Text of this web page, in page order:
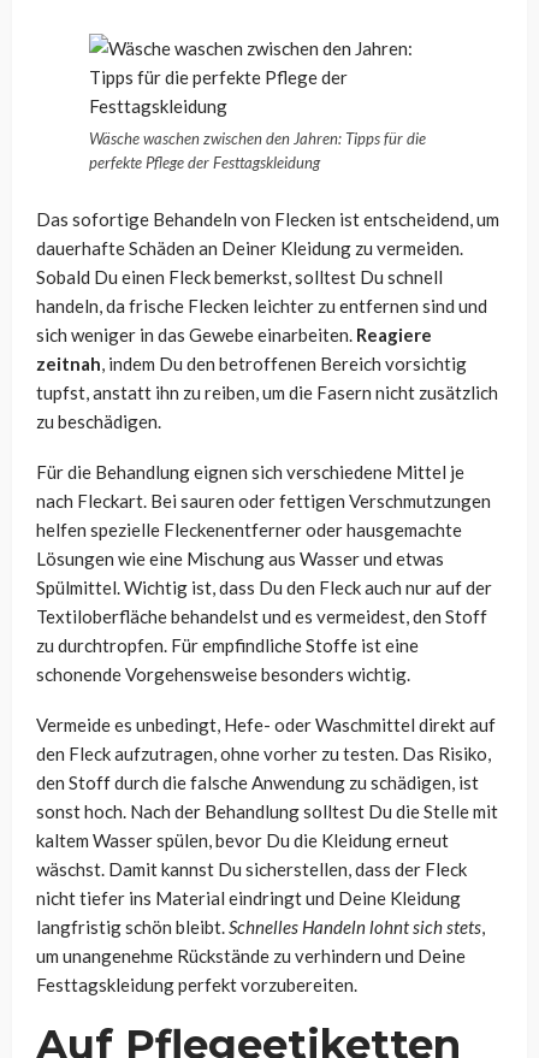
Wäsche waschen zwischen den Jahren: Tipps für die
perfekte Pflege der Festtagskleidung
Das sofortige Behandeln von Flecken ist entscheidend, um
dauerhafte Schäden an Deiner Kleidung zu vermeiden.
Sobald Du einen Fleck bemerkst, solltest Du schnell
handeln, da frische Flecken leichter zu entfernen sind und
sich weniger in das Gewebe einarbeiten. Reagiere
zeitnah, indem Du den betroffenen Bereich vorsichtig
tupfst, anstatt ihn zu reiben, um die Fasern nicht zusätzlich
zu beschädigen.
Für die Behandlung eignen sich verschiedene Mittel je
nach Fleckart. Bei sauren oder fettigen Verschmutzungen
helfen spezielle Fleckenentferner oder hausgemachte
Lösungen wie eine Mischung aus Wasser und etwas
Spülmittel. Wichtig ist, dass Du den Fleck auch nur auf der
Textiloberfläche behandelst und es vermeidest, den Stoff
zu durchtropfen. Für empfindliche Stoffe ist eine
schonende Vorgehensweise besonders wichtig.
Vermeide es unbedingt, Hefe- oder Waschmittel direkt auf
den Fleck aufzutragen, ohne vorher zu testen. Das Risiko,
den Stoff durch die falsche Anwendung zu schädigen, ist
sonst hoch. Nach der Behandlung solltest Du die Stelle mit
kaltem Wasser spülen, bevor Du die Kleidung erneut
wäschst. Damit kannst Du sicherstellen, dass der Fleck
nicht tiefer ins Material eindringt und Deine Kleidung
langfristig schön bleibt.Schnelles Handeln lohnt sich stets,
um unangenehme Rückstände zu verhindern und Deine
Festtagskleidung perfekt vorzubereiten.
Auf Pflegeetiketten